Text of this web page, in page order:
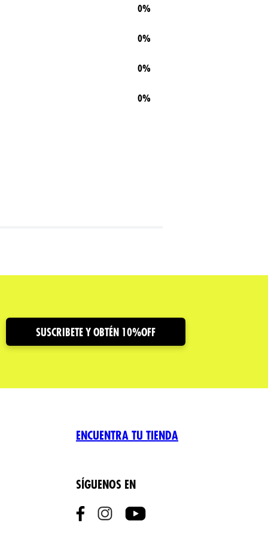
0%
0%
0%
0%
SUSCRIBETE Y OBTÉN 10%OFF
ENCUENTRA TU TIENDA
SÍGUENOS EN